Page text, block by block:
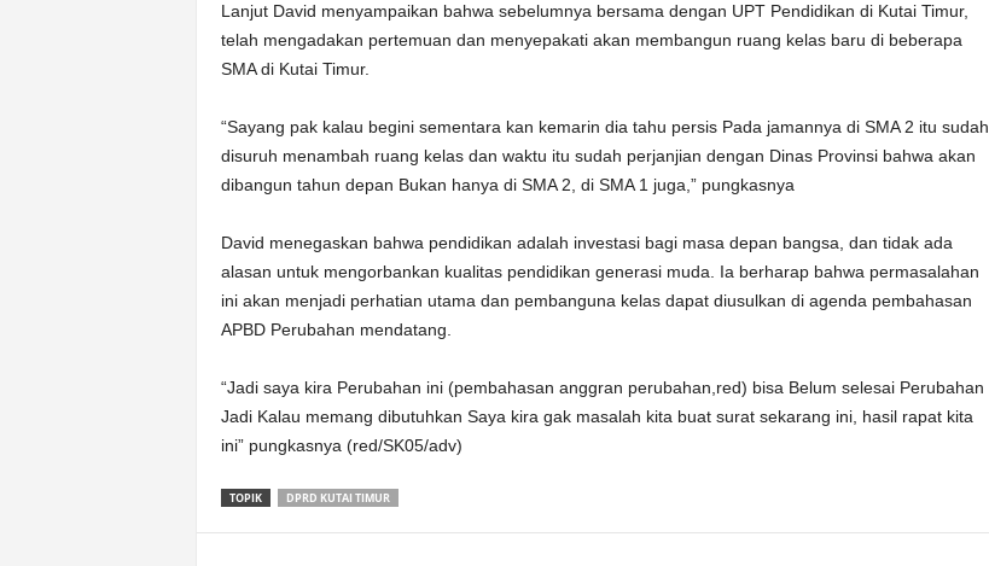
Lanjut David menyampaikan bahwa sebelumnya bersama dengan UPT Pendidikan di Kutai Timur,
telah mengadakan pertemuan dan menyepakati akan membangun ruang kelas baru di beberapa
SMA di Kutai Timur.
“Sayang pak kalau begini sementara kan kemarin dia tahu persis Pada jamannya di SMA 2 itu sudah
disuruh menambah ruang kelas dan waktu itu sudah perjanjian dengan Dinas Provinsi bahwa akan
dibangun tahun depan Bukan hanya di SMA 2, di SMA 1 juga,” pungkasnya
David menegaskan bahwa pendidikan adalah investasi bagi masa depan bangsa, dan tidak ada
alasan untuk mengorbankan kualitas pendidikan generasi muda. Ia berharap bahwa permasalahan
ini akan menjadi perhatian utama dan pembanguna kelas dapat diusulkan di agenda pembahasan
APBD Perubahan mendatang.
“Jadi saya kira Perubahan ini (pembahasan anggran perubahan,red) bisa Belum selesai Perubahan
Jadi Kalau memang dibutuhkan Saya kira gak masalah kita buat surat sekarang ini, hasil rapat kita
ini” pungkasnya (red/SK05/adv)
TOPIK DPRD KUTAI TIMUR